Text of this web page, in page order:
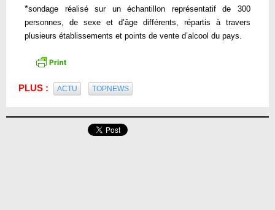
*sondage réalisé sur un échantillon représentatif de 300
personnes, de sexe et d’âge différents, répartis à travers
plusieurs établissements et points de vente d’alcool du pays.
PLUS : ACTU TOPNEWS